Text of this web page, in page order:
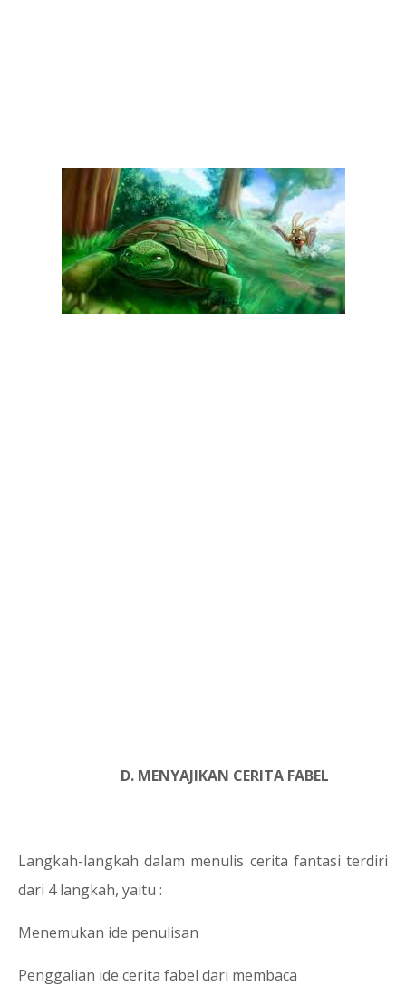
D. MENYAJIKAN CERITA FABEL
Langkah-langkah dalam menulis cerita fantasi terdiri
dari 4 langkah, yaitu :
Menemukan ide penulisan
Penggalian ide cerita fabel dari membaca